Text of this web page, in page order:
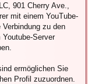
901 Cherry Ave.,
mit einem YouTube-
zu den
Server
ermöglichen Sie
Profil zuzuordnen.